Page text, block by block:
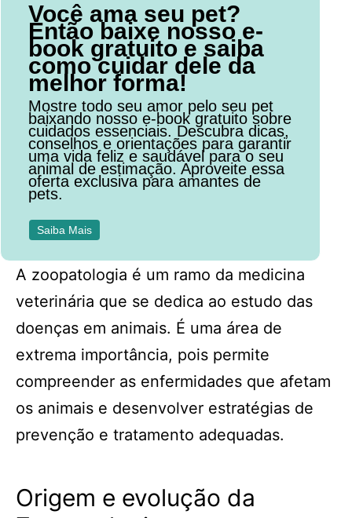
Você ama seu pet?
Então baixe nosso e-
book gratuito e saiba
como cuidar dele da
melhor forma!
Mostre todo seu amor pelo seu pet
baixando nosso e-book gratuito sobre
cuidados essenciais. Descubra dicas,
conselhos e orientações para garantir
uma vida feliz e saudável para o seu
animal de estimação. Aproveite essa
oferta exclusiva para amantes de
pets.
Saiba Mais
A zoopatologia é um ramo da medicina
veterinária que se dedica ao estudo das
doenças em animais. É uma área de
extrema importância, pois permite
compreender as enfermidades que afetam
os animais e desenvolver estratégias de
prevenção e tratamento adequadas.
Origem e evolução da